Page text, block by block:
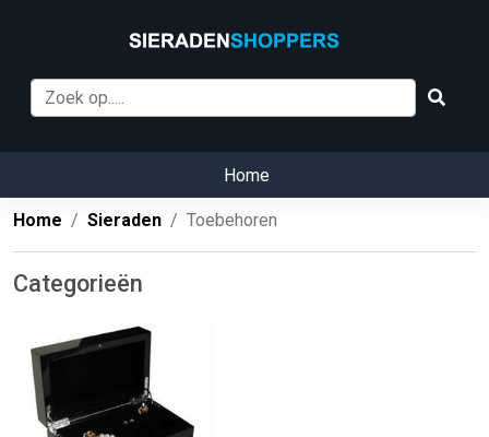
Home
Home Sieraden Toebehoren
Categorieën